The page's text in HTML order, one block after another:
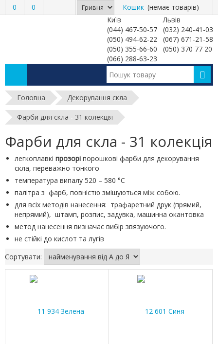
0 0 Кошик (немає товарів)
Київ
Львів
(044) 467-50-57
(032) 240-41-03
(050) 494-62-22
(067) 671-21-58
(050) 355-66-60
(050) 370 77 20
(066) 288-63-23
Головна Декорування скла
Фарби для скла - 31 колекція
Фарби для скла - 31 колекція
легкоплавкі прозорі порошкові фарби для декорування
скла, переважно тонкого
температура випалу 520 – 580 °С
палітра з фарб, повністю змішуються між собою.
для всіх методів нанесення: трафаретний друк (прямий,
непрямий), штамп, розпис, задувка, машинна окантовка
метод нанесення визначає вибір звязуючого.
не стійкі до кислот та лугів
Сортувати: